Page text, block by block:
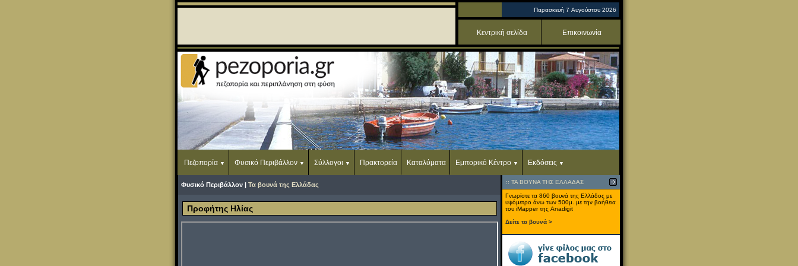
Παρασκευή 7 Αυγούστου 2026
Κεντρική σελίδα Επικοινωνία
Πεζοπορία Φυσικό Περιβάλλον Σύλλογοι Πρακτορεία Καταλύματα Εμπορικό Κέντρο Εκδόσεις
Φυσικό Περιβάλλον | Τα βουνά της Ελλάδας
Προφήτης Ηλίας
:: ΤΑ ΒΟΥΝΑ ΤΗΣ ΕΛΛΑΔΑΣ
Γνωρίστε τα 860 βουνά της Ελλάδος με
υψόμετρο άνω των 500μ. με την βοήθεια
του iMapper της Anadigit
Δείτε τα βουνά >